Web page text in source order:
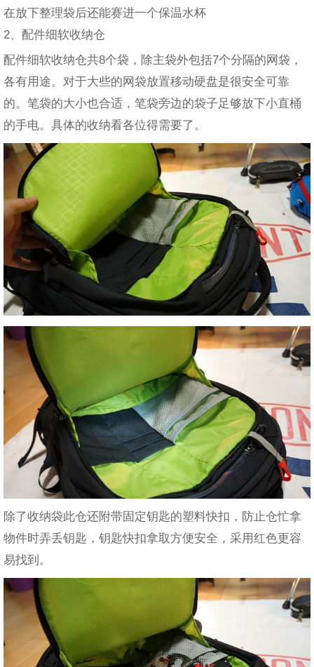
在放下整理袋后还能赛进一个保温水杯
2、配件细软收纳仓
配件细软收纳仓共8个袋，除主袋外包括7个分隔的网袋，
各有用途。对于大些的网袋放置移动硬盘是很安全可靠
的。笔袋的大小也合适，笔袋旁边的袋子足够放下小直桶
的手电。具体的收纳看各位得需要了。
除了收纳袋此仓还附带固定钥匙的塑料快扣，防止仓忙拿
物件时弄丢钥匙，钥匙快扣拿取方便安全，采用红色更容
易找到。